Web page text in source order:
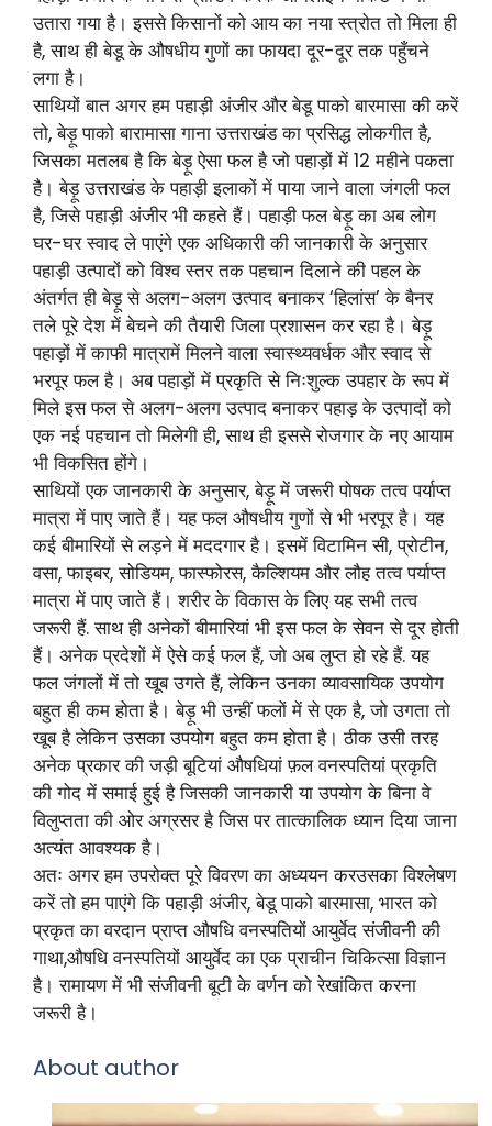
उतारा गया है। इससे किसानों को आय का नया स्त्रोत तो मिला ही
है, साथ ही बेडू के औषधीय गुणों का फायदा दूर-दूर तक पहुँचने
लगा है।
साथियों बात अगर हम पहाड़ी अंजीर और बेडू पाको बारमासा की करें
तो, बेड़ू पाको बारामासा गाना उत्तराखंड का प्रसिद्ध लोकगीत है,
जिसका मतलब है कि बेड़ू ऐसा फल है जो पहाड़ों में 12 महीने पकता
है। बेड़ू उत्तराखंड के पहाड़ी इलाकों में पाया जाने वाला जंगली फल
है, जिसे पहाड़ी अंजीर भी कहते हैं। पहाड़ी फल बेड़ू का अब लोग
घर-घर स्वाद ले पाएंगे एक अधिकारी की जानकारी के अनुसार
पहाड़ी उत्पादों को विश्व स्तर तक पहचान दिलाने की पहल के
अंतर्गत ही बेड़ू से अलग-अलग उत्पाद बनाकर ‘हिलांस’ के बैनर
तले पूरे देश में बेचने की तैयारी जिला प्रशासन कर रहा है। बेड़ू
पहाड़ों में काफी मात्रामें मिलने वाला स्वास्थ्यवर्धक और स्वाद से
भरपूर फल है। अब पहाड़ों में प्रकृति से निःशुल्क उपहार के रूप में
मिले इस फल से अलग-अलग उत्पाद बनाकर पहाड़ के उत्पादों को
एक नई पहचान तो मिलेगी ही, साथ ही इससे रोजगार के नए आयाम
भी विकसित होंगे।
साथियों एक जानकारी के अनुसार, बेड़ू में जरूरी पोषक तत्व पर्याप्त
मात्रा में पाए जाते हैं। यह फल औषधीय गुणों से भी भरपूर है। यह
कई बीमारियों से लड़ने में मददगार है। इसमें विटामिन सी, प्रोटीन,
वसा, फाइबर, सोडियम, फास्फोरस, कैल्शियम और लौह तत्व पर्याप्त
मात्रा में पाए जाते हैं। शरीर के विकास के लिए यह सभी तत्व
जरूरी हैं. साथ ही अनेकों बीमारियां भी इस फल के सेवन से दूर होती
हैं। अनेक प्रदेशों में ऐसे कई फल हैं, जो अब लुप्त हो रहे हैं. यह
फल जंगलों में तो खूब उगते हैं, लेकिन उनका व्यावसायिक उपयोग
बहुत ही कम होता है। बेड़ू भी उन्हीं फलों में से एक है, जो उगता तो
खूब है लेकिन उसका उपयोग बहुत कम होता है। ठीक उसी तरह
अनेक प्रकार की जड़ी बूटियां औषधियां फ़ल वनस्पतियां प्रकृति
की गोद में समाई हुई है जिसकी जानकारी या उपयोग के बिना वे
विलुप्तता की ओर अग्रसर है जिस पर तात्कालिक ध्यान दिया जाना
अत्यंत आवश्यक है।
अतः अगर हम उपरोक्त पूरे विवरण का अध्ययन करउसका विश्लेषण
करें तो हम पाएंगे कि पहाड़ी अंजीर, बेडू पाको बारमासा, भारत को
प्रकृत का वरदान प्राप्त औषधि वनस्पतियों आयुर्वेद संजीवनी की
गाथा,औषधि वनस्पतियों आयुर्वेद का एक प्राचीन चिकित्सा विज्ञान
है। रामायण में भी संजीवनी बूटी के वर्णन को रेखांकित करना
जरूरी है।
About author